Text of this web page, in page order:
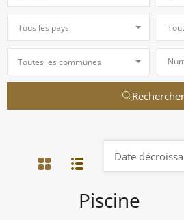
Tous les pays
Toutes les communes
Rechercher
Piscine
Date